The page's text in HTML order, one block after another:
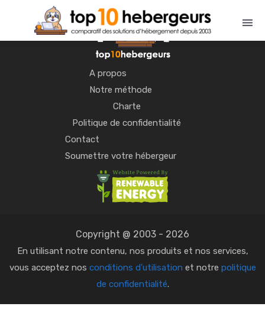
A propos
Notre méthode
Charte
Politique de confidentialité
Contact
Soumettre votre hébergeur
Copyright @ 2003 - 2026
En utilisant notre contenu, nos produits et nos services,
vous acceptez nos conditions d'utilisation et notre politique
de confidentialité.